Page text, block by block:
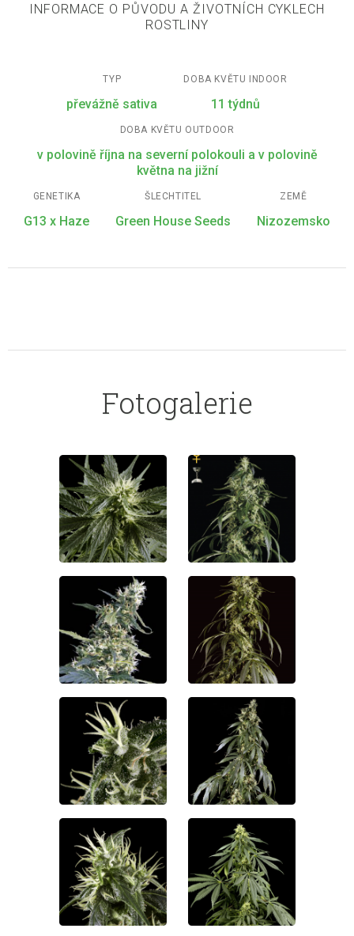
INFORMACE O PŮVODU A ŽIVOTNÍCH CYKLECH
ROSTLINY
TYP
převážně sativa
DOBA KVĚTU INDOOR
11 týdnů
DOBA KVĚTU OUTDOOR
v polovině října na severní polokouli a v polovině
května na jižní
GENETIKA
G13 x Haze
ŠLECHTITEL
Green House Seeds
ZEMĚ
Nizozemsko
Fotogalerie